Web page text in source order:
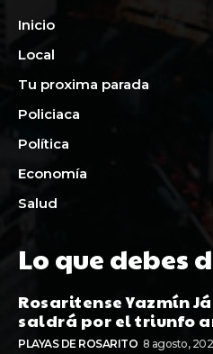
Inicio
Local
Tu proxima parada
Policiaca
Política
Economía
Salud
Lo que debes
Rosaritense Yazmín
saldrá por el triunfo
PLAYAS DE ROSARITO 8 agosto,